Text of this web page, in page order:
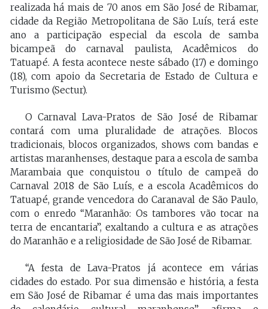
realizada há mais de 70 anos em São José de Ribamar,
cidade da Região Metropolitana de São Luís, terá este
ano a participação especial da escola de samba
bicampeã do carnaval paulista, Acadêmicos do
Tatuapé. A festa acontece neste sábado (17) e domingo
(18), com apoio da Secretaria de Estado de Cultura e
Turismo (Sectur).
O Carnaval Lava-Pratos de São José de Ribamar
contará com uma pluralidade de atrações. Blocos
tradicionais, blocos organizados, shows com bandas e
artistas maranhenses, destaque para a escola de samba
Marambaia que conquistou o título de campeã do
Carnaval 2018 de São Luís, e a escola Acadêmicos do
Tatuapé, grande vencedora do Caranaval de São Paulo,
com o enredo “Maranhão: Os tambores vão tocar na
terra de encantaria”, exaltando a cultura e as atrações
do Maranhão e a religiosidade de São José de Ribamar.
“A festa de Lava-Pratos já acontece em várias
cidades do estado. Por sua dimensão e história, a festa
em São José de Ribamar é uma das mais importantes